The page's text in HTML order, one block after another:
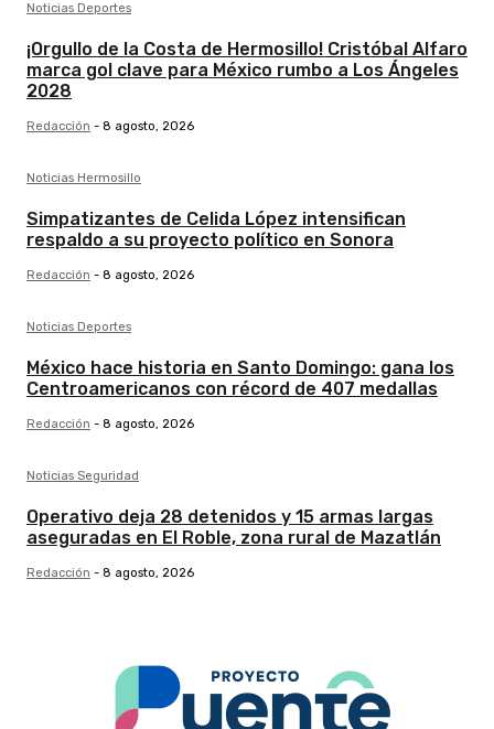
Noticias Deportes
¡Orgullo de la Costa de Hermosillo! Cristóbal Alfaro
marca gol clave para México rumbo a Los Ángeles
2028
Redacción - 8 agosto, 2026
Noticias Hermosillo
Simpatizantes de Celida López intensifican
respaldo a su proyecto político en Sonora
Redacción - 8 agosto, 2026
Noticias Deportes
México hace historia en Santo Domingo: gana los
Centroamericanos con récord de 407 medallas
Redacción - 8 agosto, 2026
Noticias Seguridad
Operativo deja 28 detenidos y 15 armas largas
aseguradas en El Roble, zona rural de Mazatlán
Redacción - 8 agosto, 2026